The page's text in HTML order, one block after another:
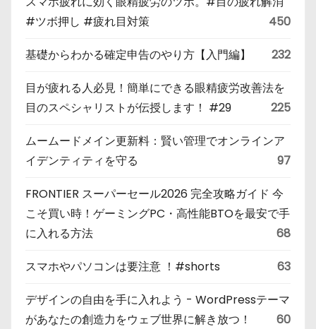
#ツボ押し #疲れ目対策
450
基礎からわかる確定申告のやり方【入門編】 232
目が疲れる人必見！簡単にできる眼精疲労改善法を
目のスペシャリストが伝授します！ #29
225
ムームードメイン更新料：賢い管理でオンラインア
イデンティティを守る
97
FRONTIER スーパーセール2026 完全攻略ガイド 今
こそ買い時！ゲーミングPC・高性能BTOを最安で手
に入れる方法
68
スマホやパソコンは要注意 ！#shorts 63
デザインの自由を手に入れよう - WordPressテーマ
があなたの創造力をウェブ世界に解き放つ！
60